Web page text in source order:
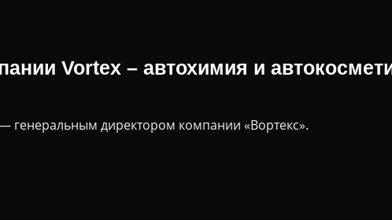
Vortex – автохимия и
генеральным директором компании «Вортекс».